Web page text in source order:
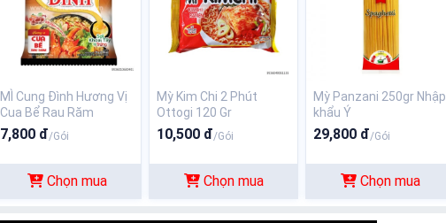
MÌ Cung Đình Hương Vị
Cua Bể Rau Răm
7,800 đ/Gói
Chọn mua
Mỳ Kim Chi 2 Phút
Ottogi 120 Gr
10,500 đ/Gói
Chọn mua
Mỳ Panzani 250gr Nhập
khẩu Ý
29,800 đ/Gói
Chọn mua